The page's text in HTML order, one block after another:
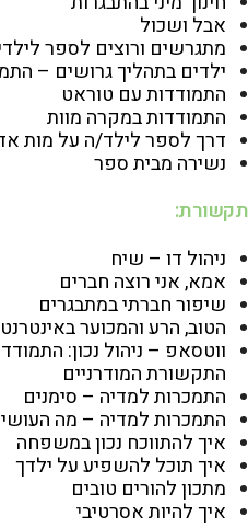
אבל ושכול
מתגרשים ורוצים לספר
ילדים בתהליך גרושים –
התמודדות עם טוראט
התמודדות במקרה מוות
דרך לספר לילד/ה על מות
נשירה מבית ספר
תקשורת:
ניהול דו – שיח
אמא, אני רוצה חברים
שיפור חברתי במתבגרים
הטוב, הרע והמכוער באינטרנט
ווטסאפ – ניהול נכון:
התקשורת המודרניים
התמכרות למדיה – סימנים
התמכרות למדיה – מה
איך להתווכח נכון במשפחה
איך תוכל להשפיע על ילדך
מתכון להורים טובים
איך להיות אסרטיבי